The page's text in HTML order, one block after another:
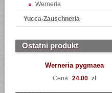
Werneria
Yucca-Zauschneria
Ostatni produkt
Werneria pygmaea
Cena: 24.00 zł